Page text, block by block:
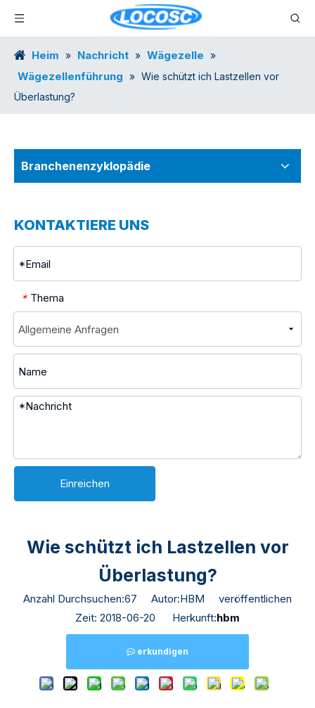
Heim » Nachricht » Wägezelle »
Wägezellenführung » Wie schützt ich Lastzellen vor
Überlastung?
Branchenenzyklopädie
KONTAKTIERE UNS
* Thema
Einreichen
Wie schützt ich Lastzellen vor
Überlastung?
Anzahl Durchsuchen:67 Autor:HBM veröffentlichen
Zeit: 2018-06-20 Herkunft:hbm
erkundigen